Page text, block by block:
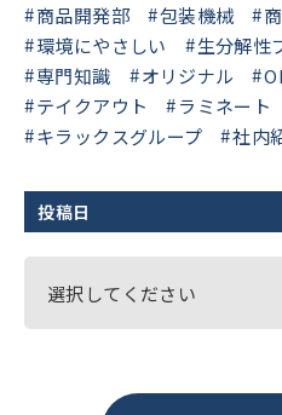
商品開発部
包装機械
環境にやさしい
生分解性
専門知識
オリジナル
テイクアウト
ラミネート
キラックスグループ
社内
投稿日
選択してください